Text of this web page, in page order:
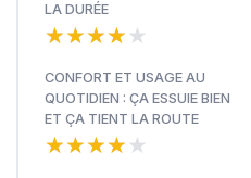
LA DURÉE
★★★★★
★★★★★
CONFORT ET USAGE AU
QUOTIDIEN : ÇA ESSUIE BIEN
ET ÇA TIENT LA ROUTE
★★★★★
★★★★★